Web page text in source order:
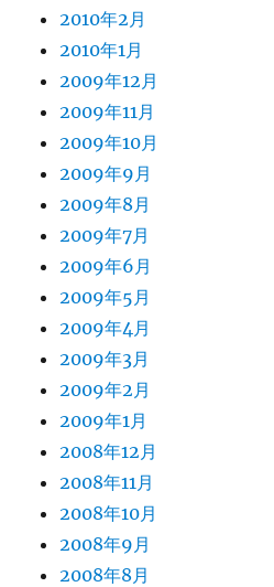
2010年2月
2010年1月
2009年12月
2009年11月
2009年10月
2009年9月
2009年8月
2009年7月
2009年6月
2009年5月
2009年4月
2009年3月
2009年2月
2009年1月
2008年12月
2008年11月
2008年10月
2008年9月
2008年8月